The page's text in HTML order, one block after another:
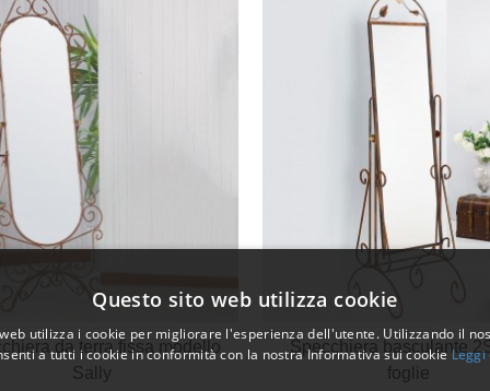
Vista veloceda terra fissa modello
Sally
Vista veloce
Specchiera basculante
foglie
Questo sito web utilizza cookie
utilizza i cookie per migliorare l'esperienza dell'utente. Utilizzando il
a tutti i cookie in conformità con la nostra Informativa sui cookie